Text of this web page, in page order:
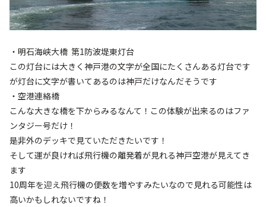
・明石海峡大橋 第1防波堤東灯台
この灯台には大きく神戸港の文字が全国にたくさんある灯台です
が灯台に文字が書いてあるのは神戸だけなんだそうです
・空港連絡橋
こんな大きな橋を下からみるなんて！この体験が出来るのはファ
ンタジー号だけ！
是非外のデッキで見ていただきたいです！
そして運が良ければ飛行機の離発着が見れる神戸空港が見えてき
ます
10周年を迎え飛行機の便数を増やすみたいなので見れる可能性は
高いかもしれないですね！